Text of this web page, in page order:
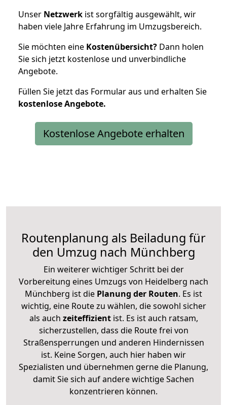
Unser Netzwerk ist sorgfältig ausgewählt, wir
haben viele Jahre Erfahrung im Umzugsbereich.
Sie möchten eine Kostenübersicht? Dann holen
Sie sich jetzt kostenlose und unverbindliche
Angebote.
Füllen Sie jetzt das Formular aus und erhalten Sie
kostenloseAngebote.
Kostenlose Angebote erhalten
Routenplanung als Beiladung für
den Umzug nach Münchberg
Ein weiterer wichtiger Schritt bei der
Vorbereitung eines Umzugs von Heidelberg nach
Münchberg ist die Planung der Routen. Es ist
wichtig, eine Route zu wählen, die sowohl sicher
als auch zeiteffizientist. Es ist auch ratsam,
sicherzustellen, dass die Route frei von
Straßensperrungen und anderen Hindernissen
ist. Keine Sorgen, auch hier haben wir
Spezialisten und übernehmen gerne die Planung,
damit Sie sich auf andere wichtige Sachen
konzentrieren können.